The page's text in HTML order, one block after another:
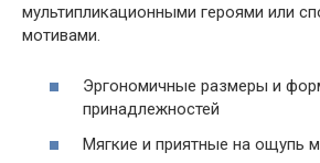
мультипликационными героями или
мотивами.
Эргономичные размеры и
принадлежностей
Мягкие и приятные на ощупь